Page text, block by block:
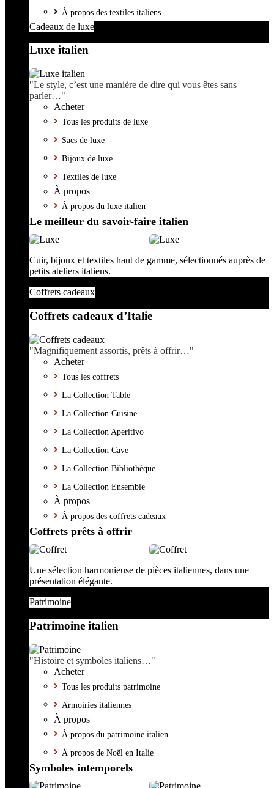
À propos des textiles italiens
Cadeaux de luxe
Luxe italien
"Le style, c’est une manière de dire qui vous êtes sans
parler…"
Acheter
Tous les produits de luxe
Sacs de luxe
Bijoux de luxe
Textiles de luxe
À propos
À propos du luxe italien
Le meilleur du savoir-faire italien
Cuir, bijoux et textiles haut de gamme, sélectionnés auprès de
petits ateliers italiens.
Coffrets cadeaux
Coffrets cadeaux d’Italie
"Magnifiquement assortis, prêts à offrir…"
Acheter
Tous les coffrets
La Collection Table
La Collection Cuisine
La Collection Aperitivo
La Collection Cave
La Collection Bibliothèque
La Collection Ensemble
À propos
À propos des coffrets cadeaux
Coffrets prêts à offrir
Une sélection harmonieuse de pièces italiennes, dans une
présentation élégante.
Patrimoine
Patrimoine italien
"Histoire et symboles italiens…"
Acheter
Tous les produits patrimoine
Armoiries italiennes
À propos
À propos du patrimoine italien
À propos de Noël en Italie
Symboles intemporels